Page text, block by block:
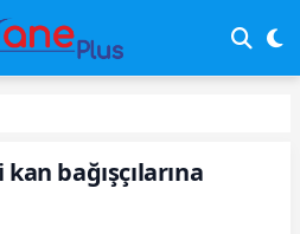
kan bağışçılarına